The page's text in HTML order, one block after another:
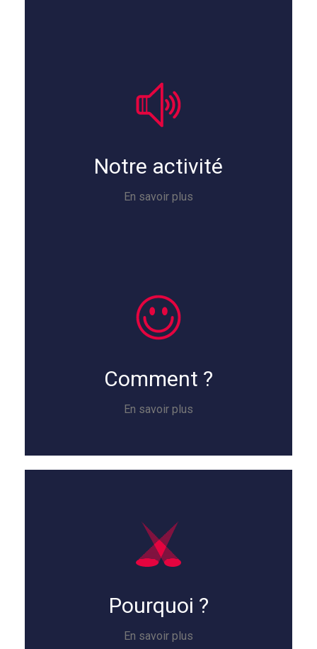
Notre activité
En savoir plus
Comment ?
En savoir plus
Pourquoi ?
En savoir plus